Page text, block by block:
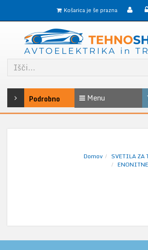
Košarica je še prazna
Podrobno Menu
Domov
SVETILA ZA